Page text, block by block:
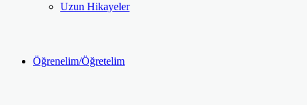
Uzun Hikayeler
Öğrenelim/Öğretelim